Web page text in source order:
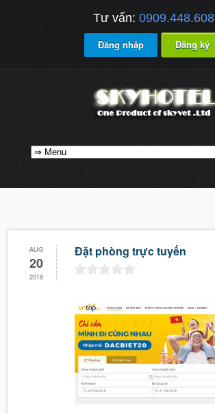
Tư vấn: 0909.448.608
Đăng nhập Đăng ký
AUG
20
2018
Đặt phòng trực tuyến